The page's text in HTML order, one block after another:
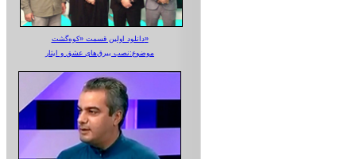
دانلود اولین قسمت «کوه‌گشت»
موضوع:نصب بیرق‌های عشق و ایثار